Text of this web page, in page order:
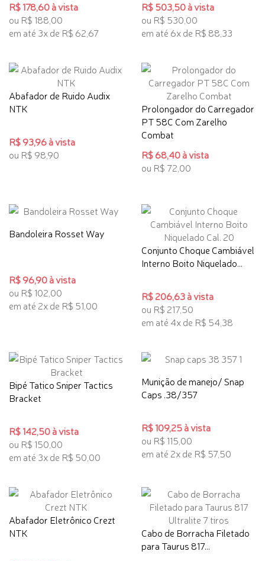
R$ 178,60 à vista
ou R$ 188,00
em até 3x de R$ 62,67
R$ 503,50 à vista
ou R$ 530,00
em até 6x de R$ 88,33
Abafador de Ruido Audix
NTK
R$ 93,96 à vista
ou R$ 98,90
Prolongador do Carregador
PT 58C Com Zarelho
Combat
R$ 68,40 à vista
ou R$ 72,00
Bandoleira Rosset Way
R$ 96,90 à vista
ou R$ 102,00
em até 2x de R$ 51,00
Conjunto Choque Cambiável
Interno Boito Niquelado...
R$ 206,63 à vista
ou R$ 217,50
em até 4x de R$ 54,38
Bipé Tatico Sniper Tactics
Bracket
R$ 142,50 à vista
ou R$ 150,00
em até 3x de R$ 50,00
Munição de manejo/ Snap
Caps .38/357
R$ 109,25 à vista
ou R$ 115,00
em até 2x de R$ 57,50
Abafador Eletrônico Crezt
NTK
Cabo de Borracha Filetado
para Taurus 817...